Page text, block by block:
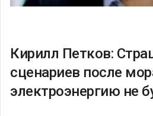
Кирилл Петков:
сценариев после
электроэнергию не